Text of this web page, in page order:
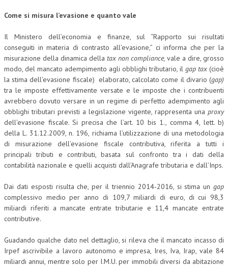
Come si misura l’evasione e quanto vale
Il Ministero dell’economia e finanze, sul “Rapporto sui risultati
conseguiti in materia di contrasto all’evasione,” ci informa che per la
misurazione della dinamica della tax non compliance, vale a dire, grosso
modo, del mancato adempimento agli obblighi tributario, il gap tax (cioè
la stima dell’evasione fiscale) elaborato, calcolato come il divario (gap)
tra le imposte effettivamente versate e le imposte che i contribuenti
avrebbero dovuto versare in un regime di perfetto adempimento agli
obblighi tributari previsti a legislazione vigente, rappresenta una proxy
dell’evasione fiscale. Si precisa che l’art. 10 bis 1., comma 4, lett. b)
della L. 31.12.2009, n. 196, richiama l’utilizzazione di una metodologia
di misurazione dell’evasione fiscale contributiva, riferita a tutti i
principali tributi e contributi, basata sul confronto tra i dati della
contabilità nazionale e quelli acquisti dall’Anagrafe tributaria e dall’Inps.
Dai dati esposti risulta che, per il triennio 2014-2016, si stima un gap
complessivo medio per anno di 109,7 miliardi di euro, di cui 98,3
miliardi riferiti a mancate entrate tributarie e 11,4 mancate entrate
contributive.
Guadando qualche dato nel dettaglio, si rileva che il mancato incasso di
Irpef ascrivibile a lavoro autonomo e impresa, Ires, Iva, Irap, vale 84
miliardi annui, mentre solo per I.M.U. per immobili diversi da abitazione